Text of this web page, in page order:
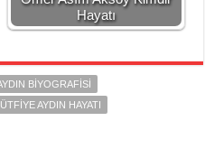
Hayatı
BIYOGRAFISI
AYDIN HAYATI